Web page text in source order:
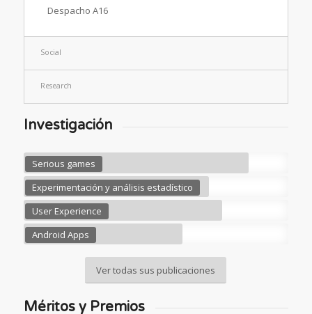
Despacho A16
Social
Research
Investigación
Serious games
Experimentación y análisis estadístico
User Experience
Android Apps
Ver todas sus publicaciones
Méritos y Premios